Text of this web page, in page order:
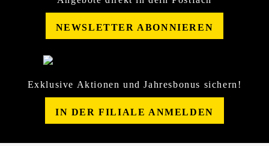
NEWSLETTER ABONNIEREN
Exklusive Aktionen und Jahresbonus sichern!
IN DER FILIALE ANMELDEN